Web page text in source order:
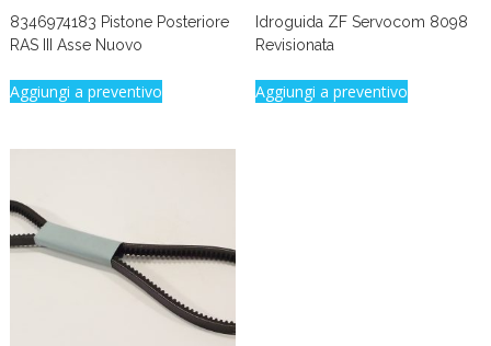
8346974183 Pistone Posteriore
RAS III Asse Nuovo
Aggiungi a preventivo
Idroguida ZF Servocom 8098
Revisionata
Aggiungi a preventivo